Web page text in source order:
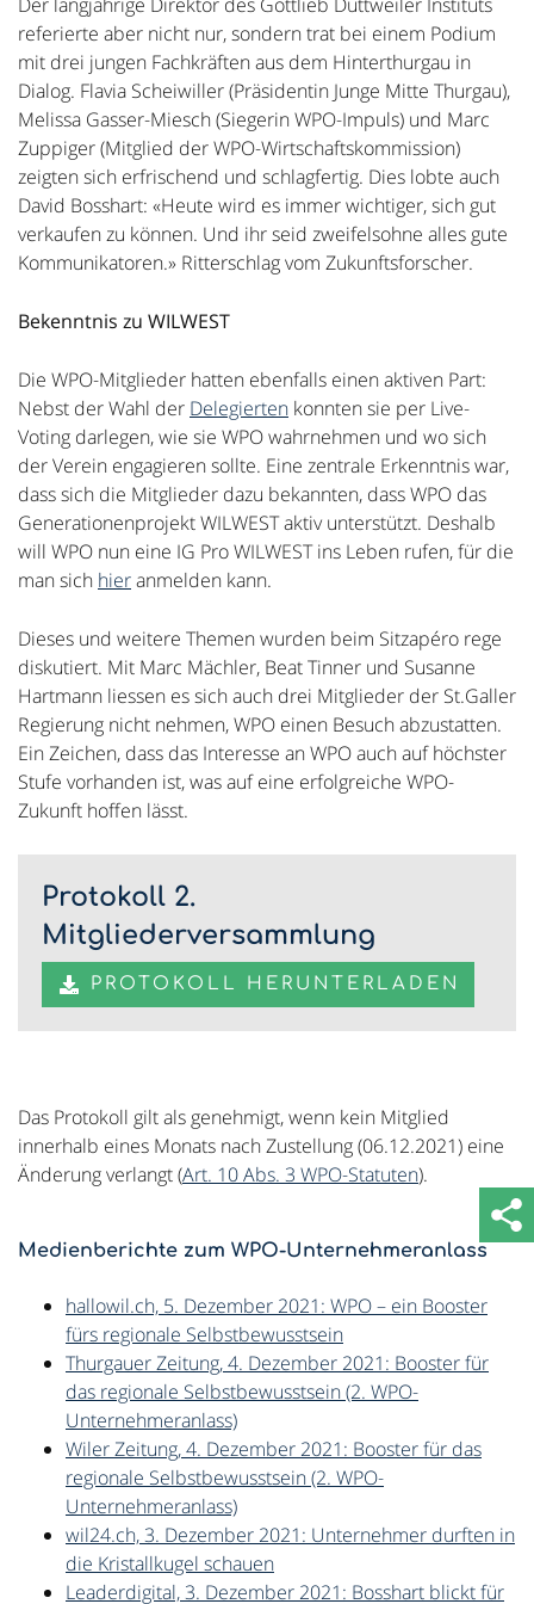
referierte aber nicht nur, sondern trat bei einem Podium
mit drei jungen Fachkräften aus dem Hinterthurgau in
Dialog. Flavia Scheiwiller (Präsidentin Junge Mitte Thurgau),
Melissa Gasser-Miesch (Siegerin WPO-Impuls) und Marc
Zuppiger (Mitglied der WPO-Wirtschaftskommission)
zeigten sich erfrischend und schlagfertig. Dies lobte auch
David Bosshart: «Heute wird es immer wichtiger, sich gut
verkaufen zu können. Und ihr seid zweifelsohne alles gute
Kommunikatoren.» Ritterschlag vom Zukunftsforscher.
Bekenntnis zu WILWEST
Die WPO-Mitglieder hatten ebenfalls einen aktiven Part:
Nebst der Wahl der Delegierten konnten sie per Live-
Voting darlegen, wie sie WPO wahrnehmen und wo sich
der Verein engagieren sollte. Eine zentrale Erkenntnis war,
dass sich die Mitglieder dazu bekannten, dass WPO das
Generationenprojekt WILWEST aktiv unterstützt. Deshalb
will WPO nun eine IG Pro WILWEST ins Leben rufen, für die
man sich hieranmelden kann.
Dieses und weitere Themen wurden beim Sitzapéro rege
diskutiert. Mit Marc Mächler, Beat Tinner und Susanne
Hartmann liessen es sich auch drei Mitglieder der St.Galler
Regierung nicht nehmen, WPO einen Besuch abzustatten.
Ein Zeichen, dass das Interesse an WPO auch auf höchster
Stufe vorhanden ist, was auf eine erfolgreiche WPO-
Zukunft hoffen lässt.
Protokoll 2.
Mitgliederversammlung
PROTOKOLL HERUNTERLADEN
Das Protokoll gilt als genehmigt, wenn kein Mitglied
innerhalb eines Monats nach Zustellung (06.12.2021) eine
Änderung verlangt (Art. 10 Abs. 3 WPO-Statuten).
Medienberichte zum WPO-Unternehmeranlass
hallowil.ch, 5. Dezember 2021: WPO – ein Booster
fürs regionale Selbstbewusstsein
Thurgauer Zeitung, 4. Dezember 2021: Booster für
das regionale Selbstbewusstsein (2. WPO-
Unternehmeranlass)
Wiler Zeitung, 4. Dezember 2021: Booster für das
regionale Selbstbewusstsein (2. WPO-
Unternehmeranlass)
wil24.ch, 3. Dezember 2021: Unternehmer durften in
die Kristallkugel schauen
Leaderdigital, 3. Dezember 2021: Bosshart blickt für